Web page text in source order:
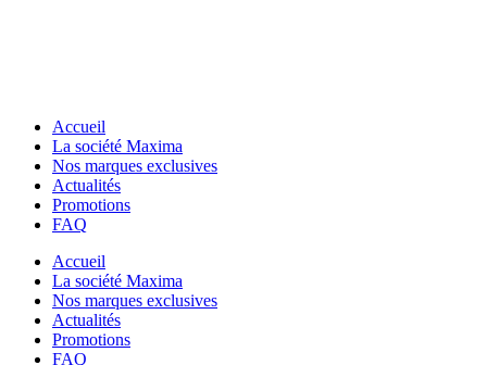
Accueil
La société Maxima
Nos marques exclusives
Actualités
Promotions
FAQ
Accueil
La société Maxima
Nos marques exclusives
Actualités
Promotions
FAQ